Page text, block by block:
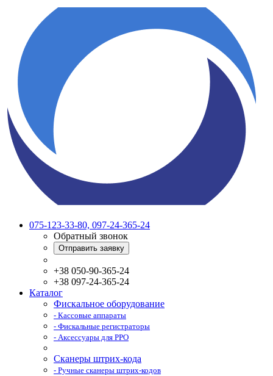
075-123-33-80, 097-24-365-24
Обратный звонок
Отправить заявку
+38 050-90-365-24
+38 097-24-365-24
Каталог
Фискальное оборудование
- Кассовые аппараты
- Фискальные регистраторы
- Аксессуары для РРО
Сканеры штрих-кода
- Ручные сканеры штрих-кодов